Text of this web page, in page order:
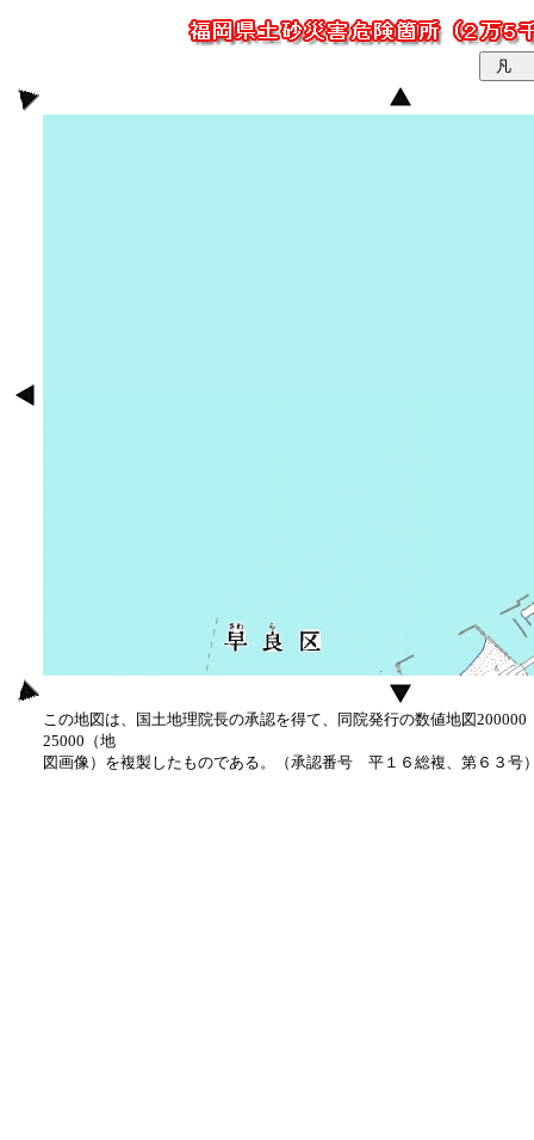
この地図は、国土地理院長の承認を得て、同院発行の数値地図
25000（地
図画像）を複製したものである。（承認番号 平１６総複、第６３号